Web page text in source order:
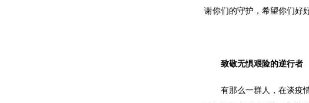
谢你们的守护，希望你们好
致敬无惧艰险的逆行者
有那么一群人，在谈疫